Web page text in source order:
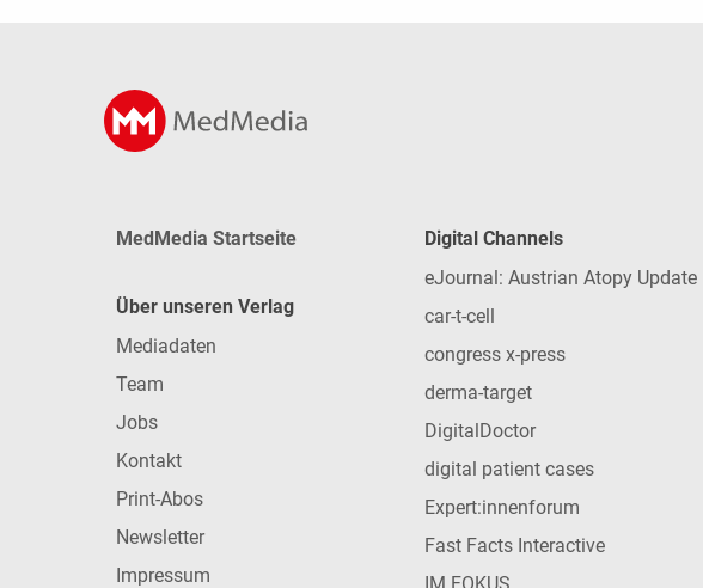
MedMedia Startseite
Über unseren Verlag
Mediadaten
Team
Jobs
Kontakt
Print-Abos
Newsletter
Impressum
Digital Channels
eJournal: Austrian Atopy Update
car-t-cell
congress x-press
derma-target
DigitalDoctor
digital patient cases
Expert:innenforum
Fast Facts Interactive
IM FOKUS